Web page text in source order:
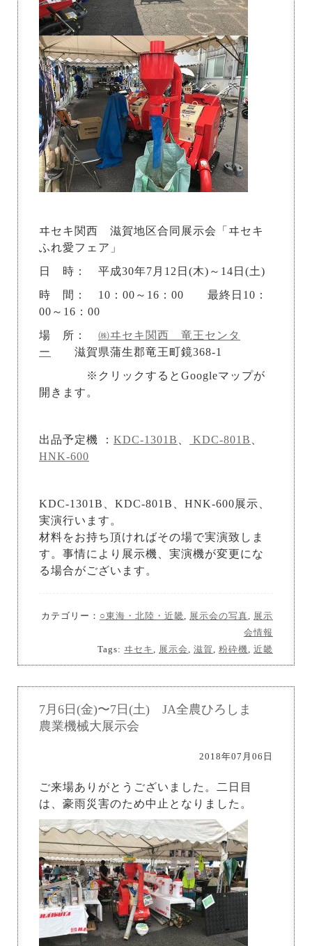
ヰセキ関西 滋賀地区合同展示会「ヰセキ
ふれ愛フェア」
日 時： 平成30年7月12日(木)～14日(土)
時 間： 10：00～16：00 最終日10：
00～16：00
場 所： ㈱ヰセキ関西 竜王センタ
ー
滋賀県蒲生郡竜王町鏡368-1
※クリックするとGoogleマップが
開きます。
出品予定機 ： KDC-1301B KDC-801B
HNK-600
KDC-1301B、KDC-801B、HNK-600展示、
実演行います。
材料をお持ち頂ければその場で実演致しま
す。事情により展示機、実演機が変更にな
る場合がございます。
カテゴリー： ○東海・北陸・近畿 展示会の写真
展示
会情報
Tags: ヰセキ 展示会 滋賀 粉砕機 近畿
7月6日(金)〜7日(土) JA全農ひろしま
農業機械大展示会
2018年07月06日
ご来場ありがとうございました。二日目
は、豪雨災害のため中止となりました。